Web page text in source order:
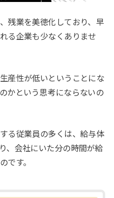
残業を美徳化しており、早
る企業も少なくありませ
産性が低いということにな
かという思考にならないの
る従業員の多くは、給与体
、会社にいた分の時間が給
です。